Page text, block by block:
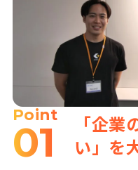
Point
01
「企
い」を